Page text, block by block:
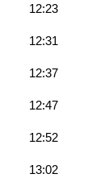
12:23
12:31
12:37
12:47
12:52
13:02